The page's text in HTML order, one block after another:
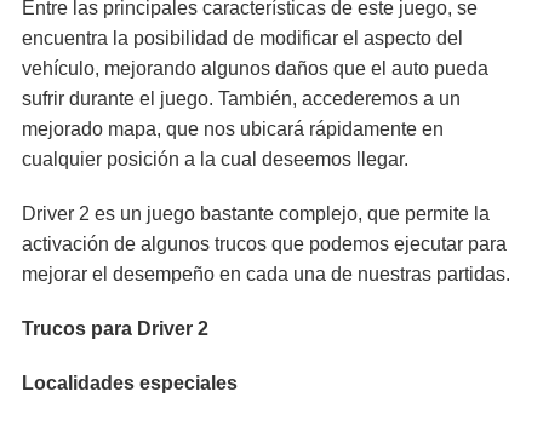
Entre las principales características de este juego, se
encuentra la posibilidad de modificar el aspecto del
vehículo, mejorando algunos daños que el auto pueda
sufrir durante el juego. También, accederemos a un
mejorado mapa, que nos ubicará rápidamente en
cualquier posición a la cual deseemos llegar.
Driver 2 es un juego bastante complejo, que permite la
activación de algunos trucos que podemos ejecutar para
mejorar el desempeño en cada una de nuestras partidas.
Trucos para Driver 2
Localidades especiales